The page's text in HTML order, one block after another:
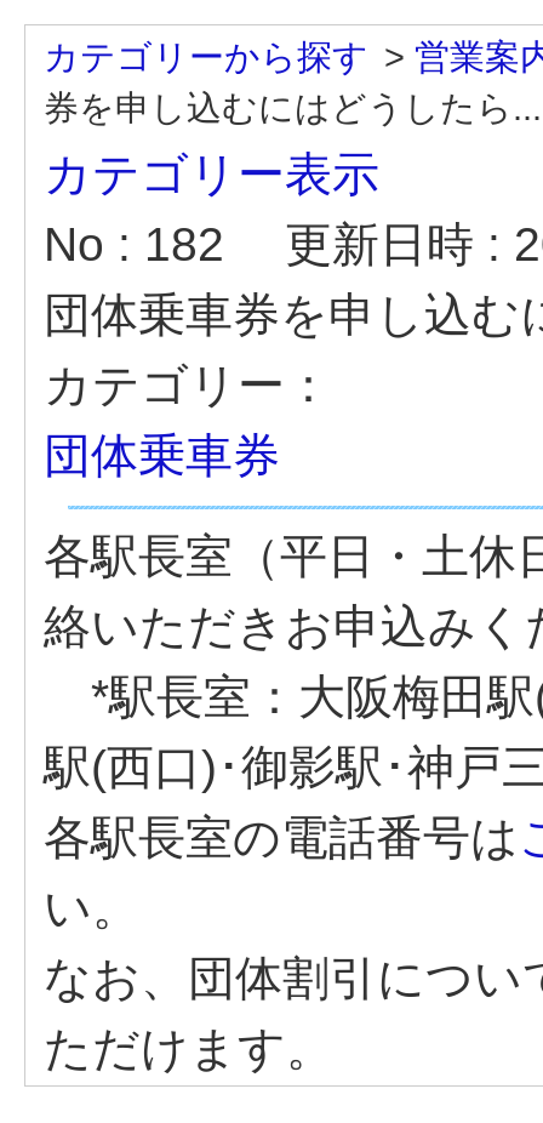
カテゴリーから探す > 営業案
券を申し込むにはどうしたら...
カテゴリー表示
No : 182
更新日時 :
団体乗車券を申し込
カテゴリー：
団体乗車券
各駅長室（平日・土休
絡いただきお申込みく
*駅長室：大阪梅田駅
駅(西口)･御影駅･神戸
各駅長室の電話番号は
い。
なお、団体割引につい
ただけます。